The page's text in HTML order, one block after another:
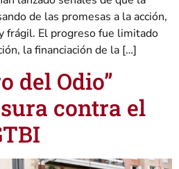
de las promesas a la acción,
frágil. El progreso fue limitado
la financiación de la […]
del Odio”
contra el